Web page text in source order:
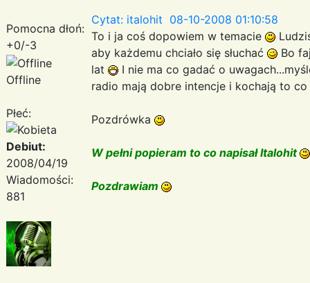
Pomocna dłoń:
+0/-3
Offline
Płeć:
Debiut:
2008/04/19
Wiadomości:
881
Cytat: italohit 08-10-2008 01:10:58
To i ja coś dopowiem w temacie
aby każdemu chciało się słuchać
Bo
lat
I nie ma co gadać o
radio mają dobre intencje i kochają to
Pozdrówka
W pełni popieram to co napisał Italohit
Pozdrawiam